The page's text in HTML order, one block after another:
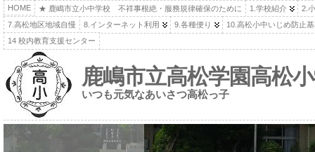
HOME ★ 鹿嶋市立小中学校 不祥事根絶・服務規律確保のために 1.学校紹介
2.
7.高松地区地域自慢
8.インターネット利用 9.各種便り
10.高松小中いじめ防止
14 校内教育支援センター
鹿嶋市立高松学園高松
いつも元気なあいさつ高松っ子